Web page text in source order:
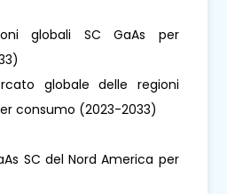
globali SC GaAs per
globale delle regioni
consumo (2023-2033)
SC del Nord America per